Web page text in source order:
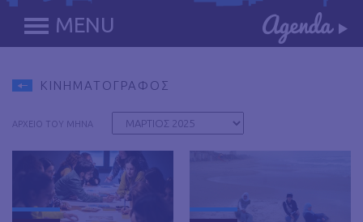
MENU
ΚΙΝΗΜΑΤΟΓΡΑΦΟΣ
ΑΡΧΕΙΟ ΤΟΥ ΜΗΝΑ